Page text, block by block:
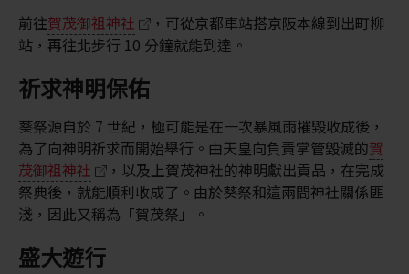
前往賀茂御祖神社
，可從京都車站搭京阪本線到出町柳
站，再往北步行 10 分鐘就能到達。
祈求神明保佑
葵祭源自於 7 世紀，極可能是在一次暴風雨摧毀收成後，
為了向神明祈求而開始舉行。由天皇向負責掌管毀滅的賀
茂御祖神社
，以及上賀茂神社的神明獻出貢品，在完成
祭典後，就能順利收成了。由於葵祭和這兩間神社關係匪
淺，因此又稱為「賀茂祭」。
盛大遊行